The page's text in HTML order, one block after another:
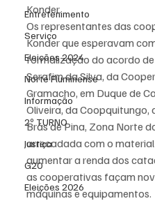
Entretenimento
Serviço
Eleições 2024
Norte Fluminense
Informação
2º TURNO
Justiça
G20
Eleições 2026
Konder.
Os representantes das
Konder que esperavam
formalização do acordo
Serafim da Silva, da
Gramacho, em Duque de
Oliveira, da Coopquitungo,
Brás de Pina, Zona Norte
arrecadada com o
aumentar a renda dos
as cooperativas façam
máquinas e equipamentos.